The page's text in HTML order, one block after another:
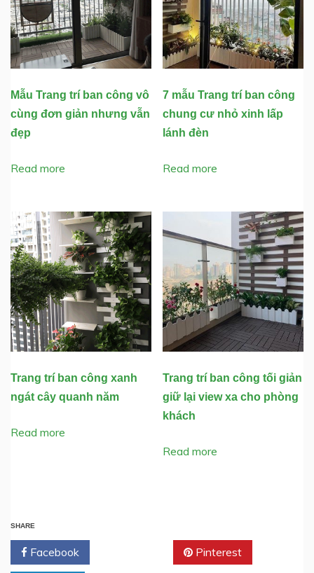
Mẫu Trang trí ban công vô
cùng đơn giản nhưng vẫn
đẹp
Read more
7 mẫu Trang trí ban công
chung cư nhỏ xinh lấp
lánh đèn
Read more
Trang trí ban công xanh
ngát cây quanh năm
Read more
Trang trí ban công tối giản
giữ lại view xa cho phòng
khách
Read more
SHARE
Facebook Pinterest